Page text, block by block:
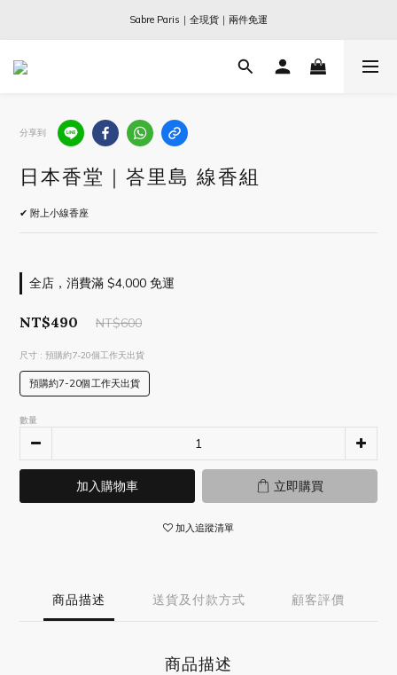
Ogata x 坂本龍一 ｜大師珍藏系列
Sabre Paris｜全現貨｜兩件免運
Ogata x 坂本龍一 ｜大師珍藏系列
分享到
日本香堂｜峇里島 線香組
✔ 附上小線香座
全店，消費滿 $4,000 免運
NT$490 NT$600
尺寸 : 預購約7-20個工作天出貨
預購約7-20個工作天出貨
數量
加入購物車 立即購買
加入追蹤清單
商品描述 送貨及付款方式 顧客評價
商品描述